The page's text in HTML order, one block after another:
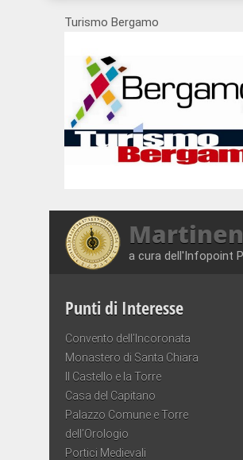
Turismo Bergamo
a cura dell'Infopoint
Punti di Interesse
Convento dell’Incoronata
Monastero di Santa Chiara
Il Castello e la Torre
Casa del Capitano
Palazzo Comune e Torre
dell’Orologio
Portici Medievali